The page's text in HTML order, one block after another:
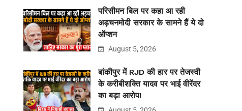
परिसीमन बिल पर कहा आ रही
अड़चनमोदी सरकार के सामने हैं ये दो
ऑप्शन
August 5, 2026
बांकीपुर में RJD की हार पर तेजस्वी
के करीबीशक्ति यादव पर भाई वीरेंदर
का बड़ा आरोप!